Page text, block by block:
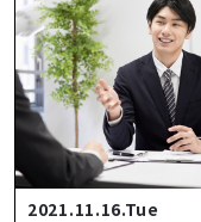
2021.11.16.Tue